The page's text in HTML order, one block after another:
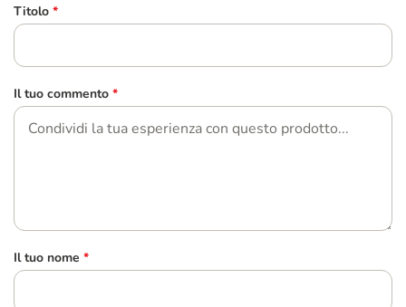
Titolo *
Il tuo commento *
Il tuo nome *